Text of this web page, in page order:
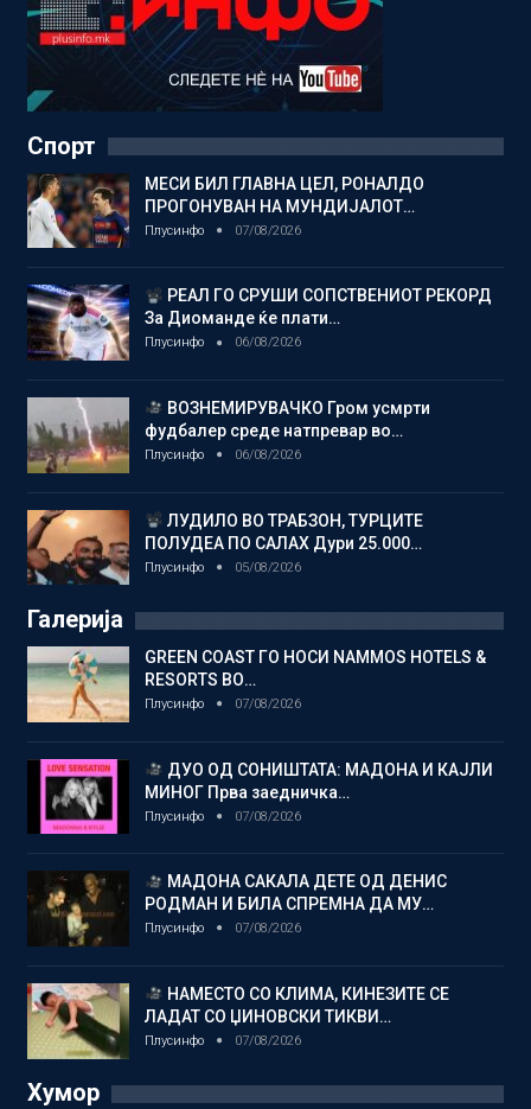
Спорт
МЕСИ БИЛ ГЛАВНА ЦЕЛ, РОНАЛДО
ПРОГОНУВАН НА МУНДИЈАЛОТ…
Плусинфо 07/08/2026
РЕАЛ ГО СРУШИ СОПСТВЕНИОТ РЕКОРД
За Диоманде ќе плати…
Плусинфо 06/08/2026
ВОЗНЕМИРУВАЧКО Гром усмрти
фудбалер среде натпревар во…
Плусинфо 06/08/2026
ЛУДИЛО ВО ТРАБЗОН, ТУРЦИТЕ
ПОЛУДЕА ПО САЛАХ Дури 25.000…
Плусинфо 05/08/2026
Галерија
GREEN COAST ГО НОСИ NAMMOS HOTELS &
RESORTS ВО…
Плусинфо 07/08/2026
ДУО ОД СОНИШТАТА: МАДОНА И КАЈЛИ
МИНОГ Прва заедничка…
Плусинфо 07/08/2026
МАДОНА САКАЛА ДЕТЕ ОД ДЕНИС
РОДМАН И БИЛА СПРЕМНА ДА МУ…
Плусинфо 07/08/2026
НАМЕСТО СО КЛИМА, КИНЕЗИТЕ СЕ
ЛАДАТ СО ЏИНОВСКИ ТИКВИ…
Плусинфо 07/08/2026
Хумор